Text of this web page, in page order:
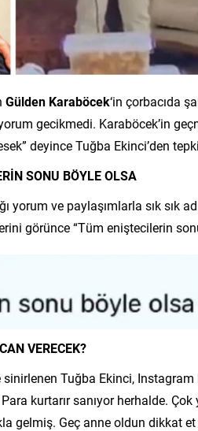
Gülden Karaböcek‘in çorbacıda
gecikmedi. Karaböcek’in
deyince Tuğba Ekinci’den
SONU BÖYLE OLSA
yorum ve paylaşımlarla sık sık
görünce “Tüm eniştecilerin
VERECEK?
sinirlenen Tuğba Ekinci,
kurtarır sanıyor herhalde. Çok
gelmiş. Geç anne oldun dikkat